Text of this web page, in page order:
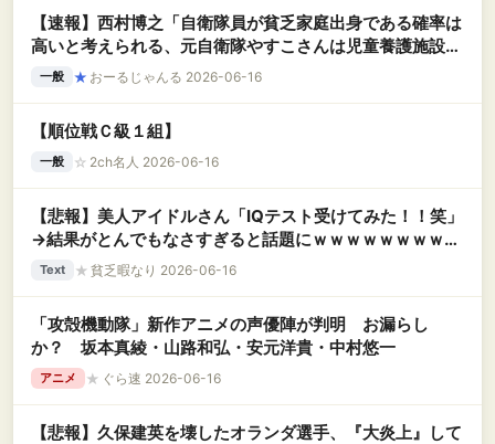
【速報】西村博之「自衛隊員が貧乏家庭出身である確率は
高いと考えられる、元自衛隊やすこさんは児童養護施設出
身」
一般 ★ おーるじゃんる 2026-06-16
【順位戦Ｃ級１組】
一般 ☆ 2ch名人 2026-06-16
【悲報】美人アイドルさん「IQテスト受けてみた！！笑」
→結果がとんでもなさすぎると話題にｗｗｗｗｗｗｗｗｗ
ｗｗ
Text ★ 貧乏暇なり 2026-06-16
「攻殻機動隊」新作アニメの声優陣が判明 お漏らし
か？ 坂本真綾・山路和弘・安元洋貴・中村悠一
アニメ ★ ぐら速 2026-06-16
【悲報】久保建英を壊したオランダ選手、『大炎上』して